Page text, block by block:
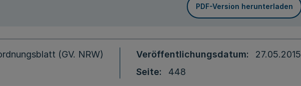
PDF-Version herunterladen
(GV. NRW)
Veröffentlichungsdatum
27.05.2015
Seite
448